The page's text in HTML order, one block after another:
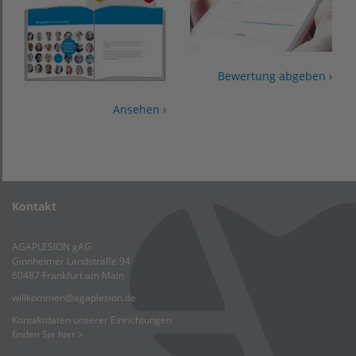
Ansehen ›
Bewertung abgeben ›
Kontakt
AGAPLESION gAG
Ginnheimer Landstraße 94
60487 Frankfurt am Main
willkommen@agaplesion.de
Kontaktdaten unserer Einrichtungen
finden Sie hier >